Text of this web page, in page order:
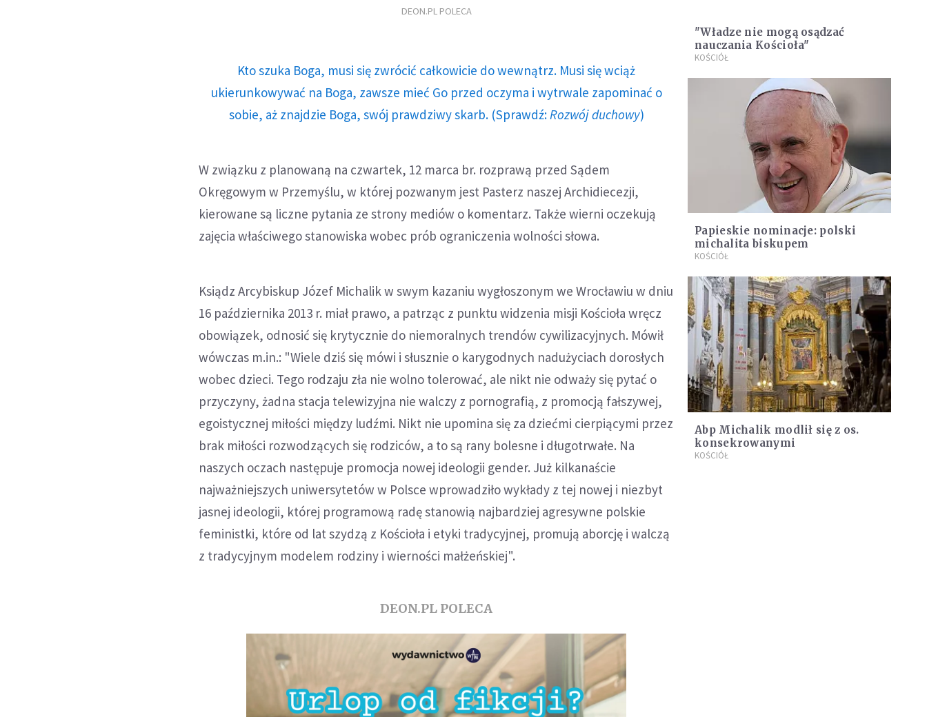
DEON.PL POLECA
Kto szuka Boga, musi się zwrócić całkowicie do wewnątrz. Musi się wciąż
ukierunkowywać na Boga, zawsze mieć Go przed oczyma i wytrwale zapominać o
sobie, aż znajdzie Boga, swój prawdziwy skarb. (Sprawdź: Rozwój duchowy)
W związku z planowaną na czwartek, 12 marca br. rozprawą przed Sądem
Okręgowym w Przemyślu, w której pozwanym jest Pasterz naszej Archidiecezji,
kierowane są liczne pytania ze strony mediów o komentarz. Także wierni oczekują
zajęcia właściwego stanowiska wobec prób ograniczenia wolności słowa.
Ksiądz Arcybiskup Józef Michalik w swym kazaniu wygłoszonym we Wrocławiu w dniu
16 października 2013 r. miał prawo, a patrząc z punktu widzenia misji Kościoła wręcz
obowiązek, odnosić się krytycznie do niemoralnych trendów cywilizacyjnych. Mówił
wówczas m.in.: "Wiele dziś się mówi i słusznie o karygodnych nadużyciach dorosłych
wobec dzieci. Tego rodzaju zła nie wolno tolerować, ale nikt nie odważy się pytać o
przyczyny, żadna stacja telewizyjna nie walczy z pornografią, z promocją fałszywej,
egoistycznej miłości między ludźmi. Nikt nie upomina się za dziećmi cierpiącymi przez
brak miłości rozwodzących się rodziców, a to są rany bolesne i długotrwałe. Na
naszych oczach następuje promocja nowej ideologii gender. Już kilkanaście
najważniejszych uniwersytetów w Polsce wprowadziło wykłady z tej nowej i niezbyt
jasnej ideologii, której programową radę stanowią najbardziej agresywne polskie
feministki, które od lat szydzą z Kościoła i etyki tradycyjnej, promują aborcję i walczą
z tradycyjnym modelem rodziny i wierności małżeńskiej".
DEON.PL POLECA
"Władze nie mogą osądzać
nauczania Kościoła"
KOŚCIÓŁ
Papieskie nominacje: polski
michalita biskupem
KOŚCIÓŁ
Abp Michalik modlił się z os.
konsekrowanymi
KOŚCIÓŁ